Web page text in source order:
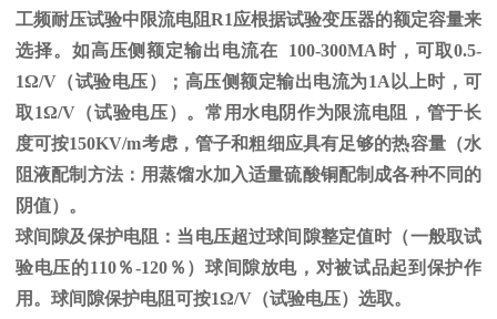
工频耐压试验中限流电阻R1应根据试验变压器的额定容量来
选择。如高压侧额定输出电流在 100-300MA 时，可取0.5-
1Ω/V（试验电压）；高压侧额定输出电流为1A 以上时，可
取1Ω/V（试验电压）。常用水电阴作为限流电阻，管于长
度可按150KV/m考虑，管子和粗细应具有足够的热容量（水
阻液配制方法：用蒸馏水加入适量硫酸铜配制成各种不同的
阴值）。
球间隙及保护电阻：当电压超过球间隙整定值时（一般取试
验电压的110％-120％）球间隙放电，对被试品起到保护作
用。球间隙保护电阻可按1Ω/V（试验电压）选取。